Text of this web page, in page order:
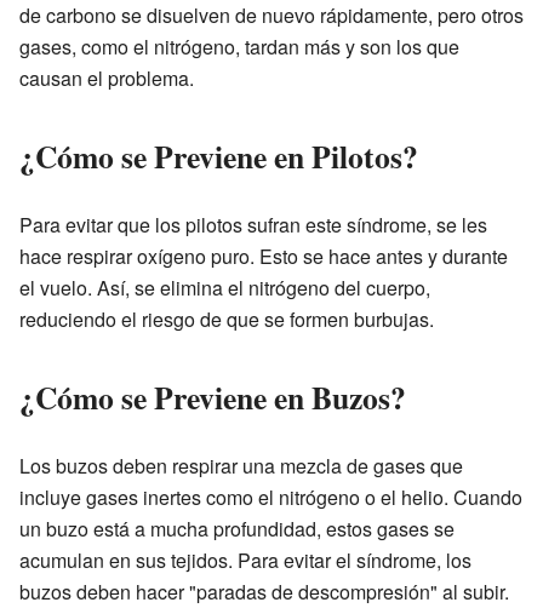
de carbono se disuelven de nuevo rápidamente, pero otros
gases, como el nitrógeno, tardan más y son los que
causan el problema.
¿Cómo se Previene en Pilotos?
Para evitar que los pilotos sufran este síndrome, se les
hace respirar oxígeno puro. Esto se hace antes y durante
el vuelo. Así, se elimina el nitrógeno del cuerpo,
reduciendo el riesgo de que se formen burbujas.
¿Cómo se Previene en Buzos?
Los buzos deben respirar una mezcla de gases que
incluye gases inertes como el nitrógeno o el helio. Cuando
un buzo está a mucha profundidad, estos gases se
acumulan en sus tejidos. Para evitar el síndrome, los
buzos deben hacer "paradas de descompresión" al subir.